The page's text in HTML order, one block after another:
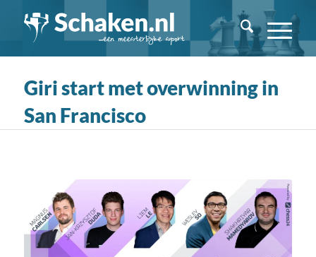
Giri start met overwinning in
San Francisco